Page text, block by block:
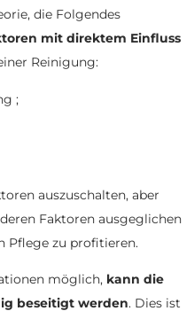
die Folgendes
mit direktem Einfluss
Reinigung:
;
auszuschalten, aber
Faktoren ausgeglichen
Pflege zu profitieren.
möglich, kann die
beseitigt werden. Dies ist